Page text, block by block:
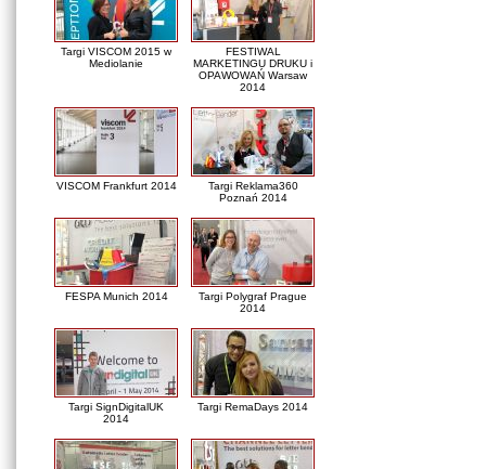
Targi VISCOM 2015 w
Mediolanie
FESTIWAL
MARKETINGU DRUKU i
OPAWOWAŃ Warsaw
2014
VISCOM Frankfurt 2014
Targi Reklama360
Poznań 2014
FESPA Munich 2014
Targi Polygraf Prague
2014
Targi SignDigitalUK
2014
Targi RemaDays 2014